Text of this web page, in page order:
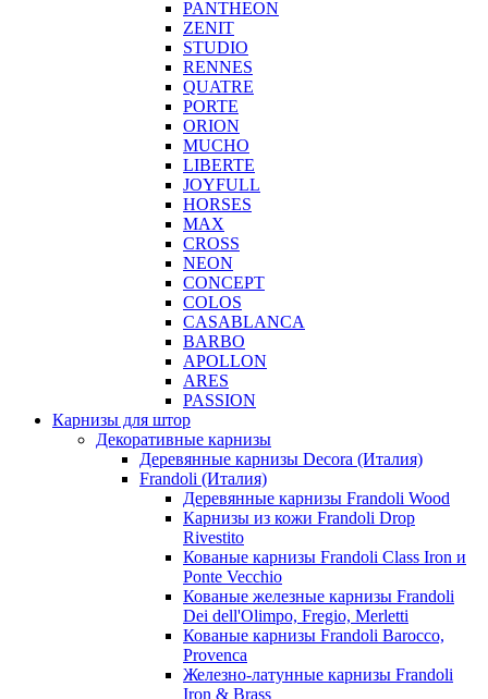
PANTHEON
ZENIT
STUDIO
RENNES
QUATRE
PORTE
ORION
MUCHO
LIBERTE
JOYFULL
HORSES
MAX
CROSS
NEON
CONCEPT
COLOS
CASABLANCA
BARBO
APOLLON
ARES
PASSION
Карнизы для штор
Декоративные карнизы
Деревянные карнизы Decora (Италия)
Frandoli (Италия)
Деревянные карнизы Frandoli Wood
Карнизы из кожи Frandoli Drop
Rivestito
Кованые карнизы Frandoli Class Iron и
Ponte Vecchio
Кованые железные карнизы Frandoli
Dei dell'Olimpo, Fregio, Merletti
Кованые карнизы Frandoli Barocco,
Provenca
Железно-латунные карнизы Frandoli
Iron & Brass